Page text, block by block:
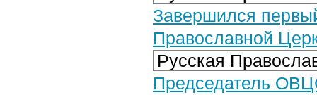
Завершился
Православной
Русская
Председатель